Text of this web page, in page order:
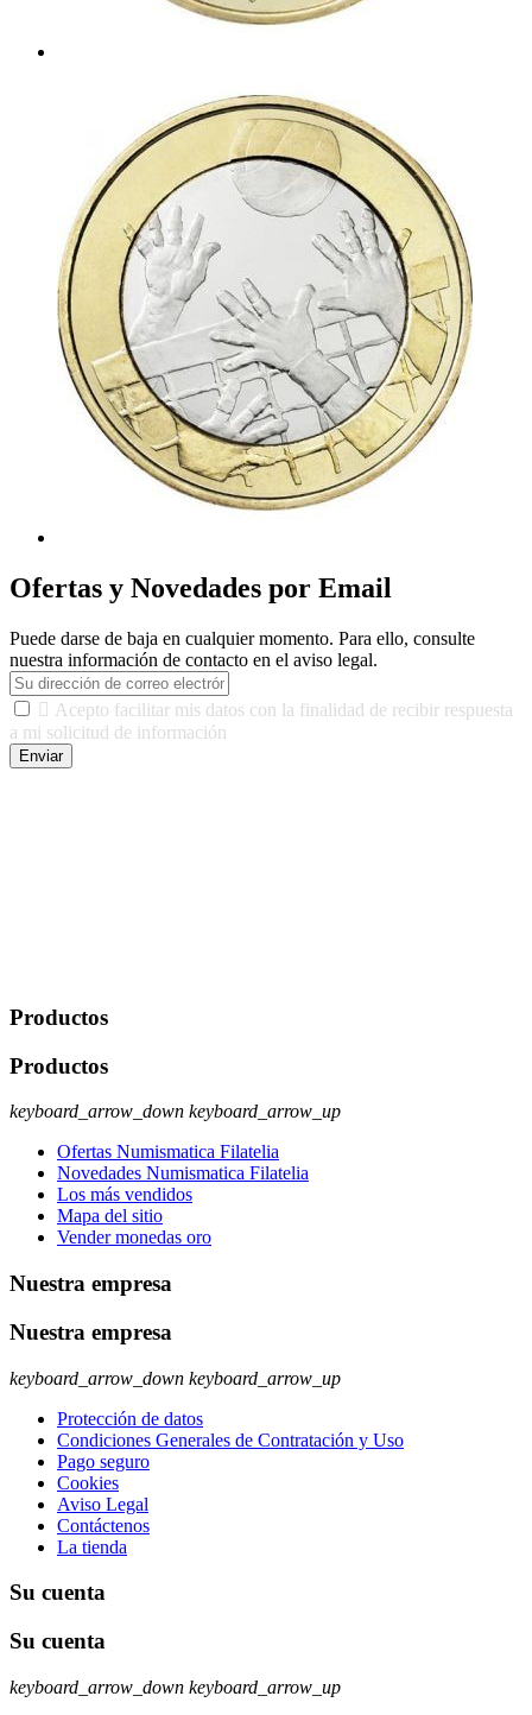
Ofertas y Novedades por Email
Puede darse de baja en cualquier momento. Para ello, consulte
nuestra información de contacto en el aviso legal.
 Acepto facilitar mis datos con la finalidad de recibir respuesta
a mi solicitud de información
Enviar
Productos
Productos
keyboard_arrow_down keyboard_arrow_up
Ofertas Numismatica Filatelia
Novedades Numismatica Filatelia
Los más vendidos
Mapa del sitio
Vender monedas oro
Nuestra empresa
Nuestra empresa
keyboard_arrow_down keyboard_arrow_up
Protección de datos
Condiciones Generales de Contratación y Uso
Pago seguro
Cookies
Aviso Legal
Contáctenos
La tienda
Su cuenta
Su cuenta
keyboard_arrow_down keyboard_arrow_up